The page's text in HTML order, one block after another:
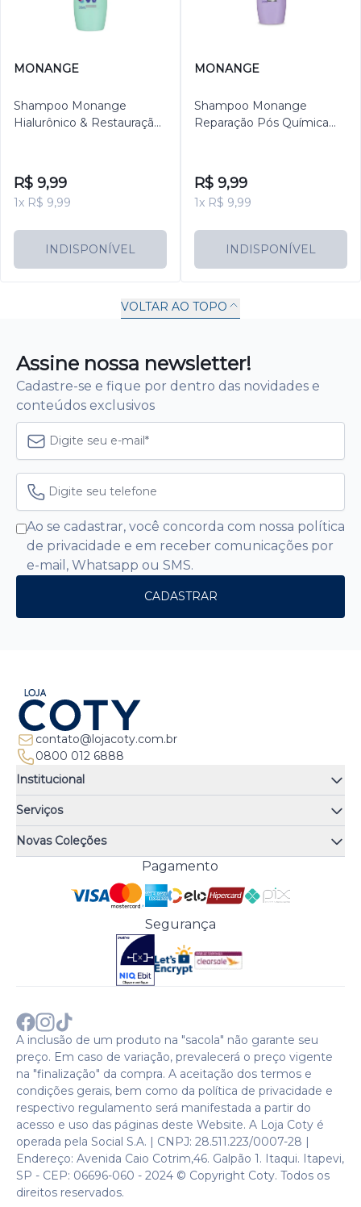
MONANGE
Shampoo Monange
Hialurônico & Restauração
R$ 9,99
1x R$ 9,99
INDISPONÍVEL
MONANGE
Shampoo Monange
Reparação Pós Química
R$ 9,99
1x R$ 9,99
INDISPONÍVEL
VOLTAR AO TOPO
Assine nossa newsletter!
Cadastre-se e fique por dentro das novidades e
conteúdos exclusivos
Ao se cadastrar, você concorda com nossa política
de privacidade e em receber comunicações por
e-mail, Whatsapp ou SMS.
CADASTRAR
contato@lojacoty.com.br
0800 012 6888
Institucional
Quem somos
Quiz de fragrâncias
Trocas e Devoluções
Troque Fácil
Perguntas Frequentes
Política de Pagamento
Política de Entrega
Política de Privacidade
Comprar com CNPJ?
Sobre a COTY no mundo
Serviços
Atendimento
Meus Pedidos
Trabalhe Conosco
Preferências de Cookies
Novas Coleções
Cenoura & Bronze
Pagamento
Segurança
A inclusão de um produto na "sacola" não garante seu
preço. Em caso de variação, prevalecerá o preço vigente
na "finalização" da compra. A aceitação dos termos e
condições gerais, bem como da política de privacidade e
respectivo regulamento será manifestada a partir do
acesso e uso das páginas deste Website. A Loja Coty é
operada pela Social S.A. | CNPJ: 28.511.223/0007-28 |
Endereço: Avenida Caio Cotrim,46. Galpão 1. Itaqui. Itapevi,
SP - CEP: 06696-060 - 2024 © Copyright Coty. Todos os
direitos reservados.